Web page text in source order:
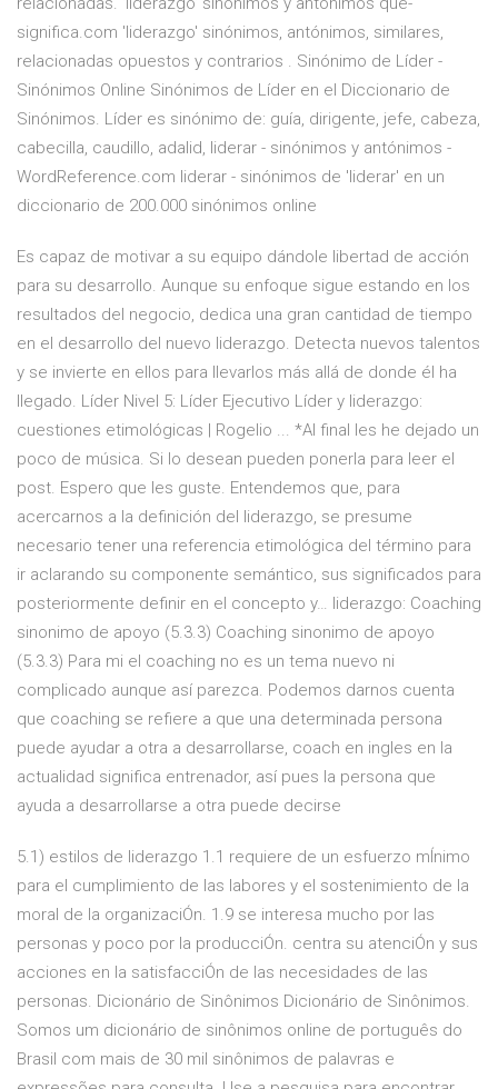
significa.com 'liderazgo' sinónimos, antónimos, similares,
relacionadas opuestos y contrarios . Sinónimo de Líder -
Sinónimos Online Sinónimos de Líder en el Diccionario de
Sinónimos. Líder es sinónimo de: guía, dirigente, jefe, cabeza,
cabecilla, caudillo, adalid, liderar - sinónimos y antónimos -
WordReference.com liderar - sinónimos de 'liderar' en un
diccionario de 200.000 sinónimos online
Es capaz de motivar a su equipo dándole libertad de acción
para su desarrollo. Aunque su enfoque sigue estando en los
resultados del negocio, dedica una gran cantidad de tiempo
en el desarrollo del nuevo liderazgo. Detecta nuevos talentos
y se invierte en ellos para llevarlos más allá de donde él ha
llegado. Líder Nivel 5: Líder Ejecutivo Líder y liderazgo:
cuestiones etimológicas | Rogelio ... *Al final les he dejado un
poco de música. Si lo desean pueden ponerla para leer el
post. Espero que les guste. Entendemos que, para
acercarnos a la definición del liderazgo, se presume
necesario tener una referencia etimológica del término para
ir aclarando su componente semántico, sus significados para
posteriormente definir en el concepto y… liderazgo: Coaching
sinonimo de apoyo (5.3.3) Coaching sinonimo de apoyo
(5.3.3) Para mi el coaching no es un tema nuevo ni
complicado aunque así parezca. Podemos darnos cuenta
que coaching se refiere a que una determinada persona
puede ayudar a otra a desarrollarse, coach en ingles en la
actualidad significa entrenador, así pues la persona que
ayuda a desarrollarse a otra puede decirse
5.1) estilos de liderazgo 1.1 requiere de un esfuerzo mÍnimo
para el cumplimiento de las labores y el sostenimiento de la
moral de la organizaciÓn. 1.9 se interesa mucho por las
personas y poco por la producciÓn. centra su atenciÓn y sus
acciones en la satisfacciÓn de las necesidades de las
personas. Dicionário de Sinônimos Dicionário de Sinônimos.
Somos um dicionário de sinônimos online de português do
Brasil com mais de 30 mil sinônimos de palavras e